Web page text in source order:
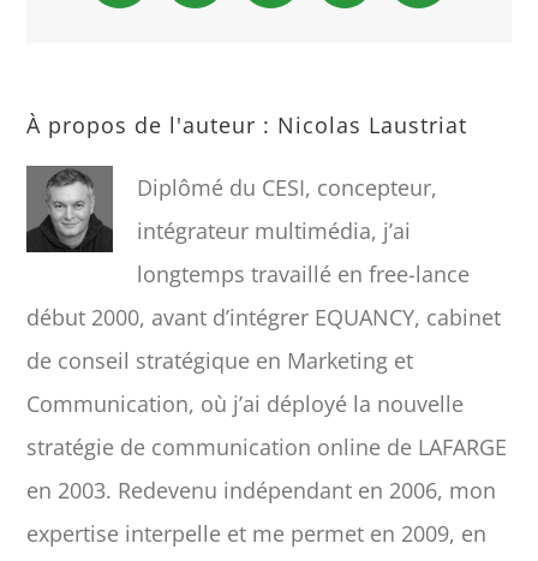
À propos de l'auteur : Nicolas Laustriat
Diplômé du CESI, concepteur,
intégrateur multimédia, j’ai
longtemps travaillé en free-lance
début 2000, avant d’intégrer EQUANCY, cabinet
de conseil stratégique en Marketing et
Communication, où j’ai déployé la nouvelle
stratégie de communication online de LAFARGE
en 2003. Redevenu indépendant en 2006, mon
expertise interpelle et me permet en 2009, en